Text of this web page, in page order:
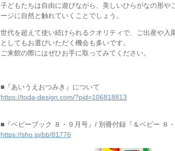
子どもたちは自由に遊びながら、美しいひらがなの形や
ージに自然と触れていくことでしょう。
世代を超えて使い続けられるクオリティで、ご出産や入
としてもお選びいただく機会も多いです。
ご来館の際にはぜひお手に取ってみてください。
■『あいうえおつみき』について
https://toda-design.com/?pid=106818813
■『ベビーブック ８・９月号』/ 別冊付録『＆ベビー ８
https://sho.jp/bb/81776